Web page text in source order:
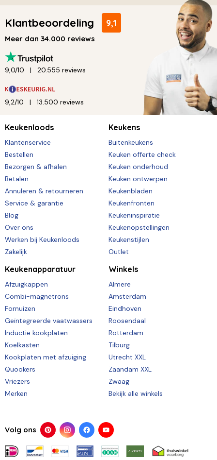
Klantbeoordeling 9,1
Meer dan 34.000 reviews
9,0/10 20.555 reviews
9,2/10 13.500 reviews
Keukenloods
Klantenservice
Bestellen
Bezorgen & afhalen
Betalen
Annuleren & retourneren
Service & garantie
Blog
Over ons
Werken bij Keukenloods
Zakelijk
Keukens
Buitenkeukens
Keuken offerte check
Keuken onderhoud
Keuken ontwerpen
Keukenbladen
Keukenfronten
Keukeninspiratie
Keukenopstellingen
Keukenstijlen
Outlet
Keukenapparatuur
Afzuigkappen
Combi-magnetrons
Fornuizen
Geïntegreerde vaatwassers
Inductie kookplaten
Koelkasten
Kookplaten met afzuiging
Quookers
Vriezers
Merken
Winkels
Almere
Amsterdam
Eindhoven
Roosendaal
Rotterdam
Tilburg
Utrecht XXL
Zaandam XXL
Zwaag
Bekijk alle winkels
Volg ons